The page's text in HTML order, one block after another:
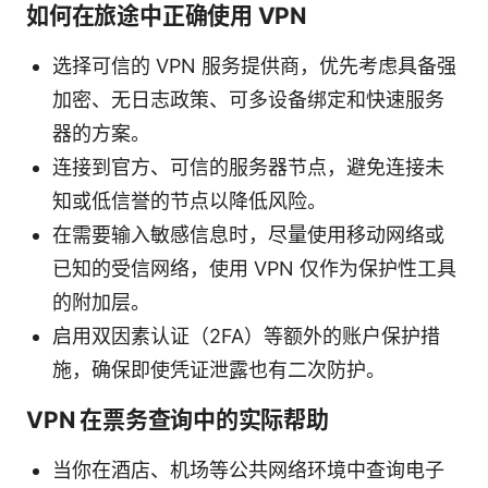
如何在旅途中正确使用 VPN
选择可信的 VPN 服务提供商，优先考虑具备强
加密、无日志政策、可多设备绑定和快速服务
器的方案。
连接到官方、可信的服务器节点，避免连接未
知或低信誉的节点以降低风险。
在需要输入敏感信息时，尽量使用移动网络或
已知的受信网络，使用 VPN 仅作为保护性工具
的附加层。
启用双因素认证（2FA）等额外的账户保护措
施，确保即使凭证泄露也有二次防护。
VPN 在票务查询中的实际帮助
当你在酒店、机场等公共网络环境中查询电子